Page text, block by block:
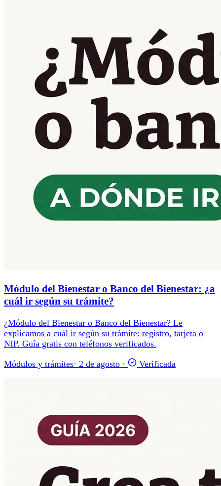
Módulo del Bienestar o Banco del Bienestar: ¿a
cuál ir según su trámite?
¿Módulo del Bienestar o Banco del Bienestar? Le
explicamos a cuál ir según su trámite: registro, tarjeta o
NIP. Guía gratis con teléfonos verificados.
Módulos y trámites· 2 de agosto · Verificada